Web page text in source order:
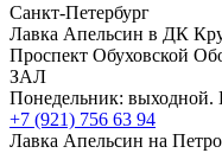
Санкт-Петербург
Лавка Апельсин в ДК
Проспект Обуховской
ЗАЛ
Понедельник: выходной.
+7 (921) 756 63 94
Лавка Апельсин на